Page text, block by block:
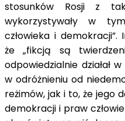
stosunków Rosji z
wykorzystywały w
człowieka i demokracji”.
że „fikcją są
odpowiedzialnie działał
w odróżnieniu od
reżimów, jak i to, że jego
demokracji i praw